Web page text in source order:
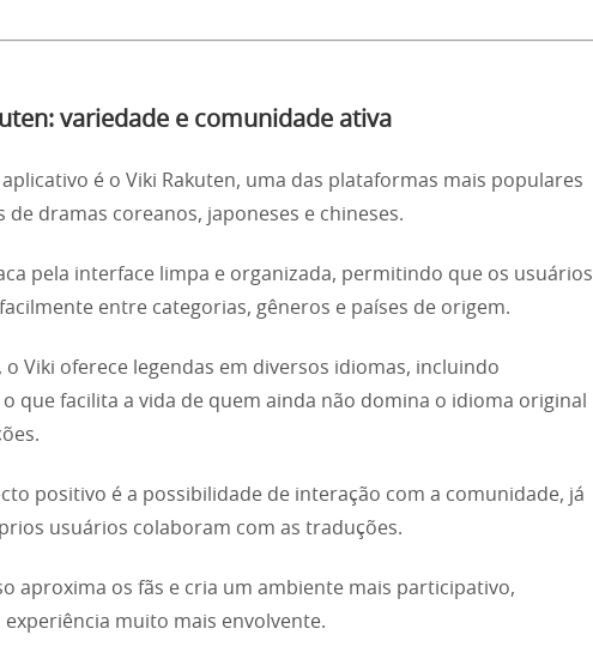
variedade e comunidade ativa
é o Viki Rakuten, uma das plataformas mais populares
de dramas coreanos, japoneses e chineses.
pela interface limpa e organizada, permitindo que os usuários
entre categorias, gêneros e países de origem.
o Viki oferece legendas em diversos idiomas, incluindo
que facilita a vida de quem ainda não domina o idioma original
positivo é a possibilidade de interação com a comunidade, já
usuários colaboram com as traduções.
aproxima os fãs e cria um ambiente mais participativo,
muito mais envolvente.